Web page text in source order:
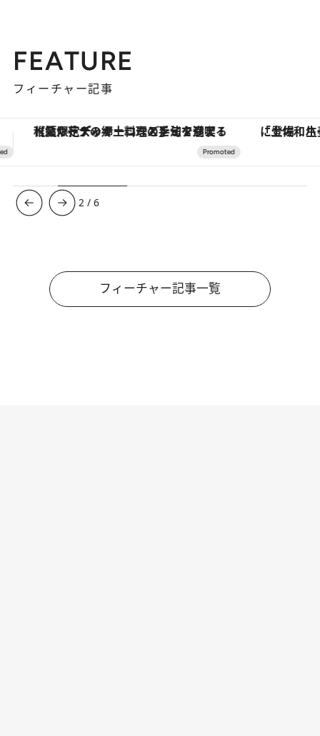
FEATURE
フィーチャー記事
「土佐和ハーブかき氷」がOMO7高知に登場！生姜、山椒、大葉など目にも舌にも涼を呼ぶ郷土の味 【銀座で出合う最旬美容】美髪ケアや上質
3 /6
フィーチャー記事一覧